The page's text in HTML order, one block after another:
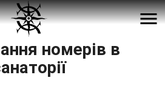
menu
номерів в